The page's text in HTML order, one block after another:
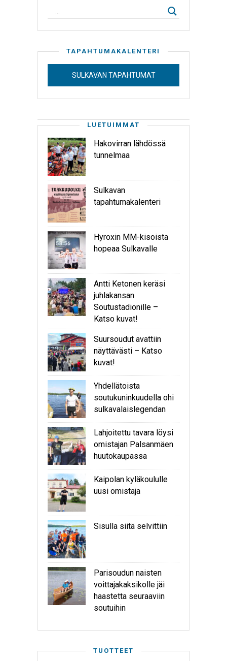
TAPAHTUMAKALENTERI
SULKAVAN TAPAHTUMAT
LUETUIMMAT
Hakovirran lähdössä
tunnelmaa
Sulkavan
tapahtumakalenteri
Hyroxin MM-kisoista
hopeaa Sulkavalle
Antti Ketonen keräsi
juhlakansan
Soutustadionille –
Katso kuvat!
Suursoudut avattiin
näyttävästi – Katso
kuvat!
Yhdellätoista
soutukuninkuudella ohi
sulkavalaislegendan
Lahjoitettu tavara löysi
omistajan Palsanmäen
huutokaupassa
Kaipolan kyläkoululle
uusi omistaja
Sisulla siitä selvittiin
Parisoudun naisten
voittajakaksikolle jäi
haastetta seuraaviin
soutuihin
TUOTTEET